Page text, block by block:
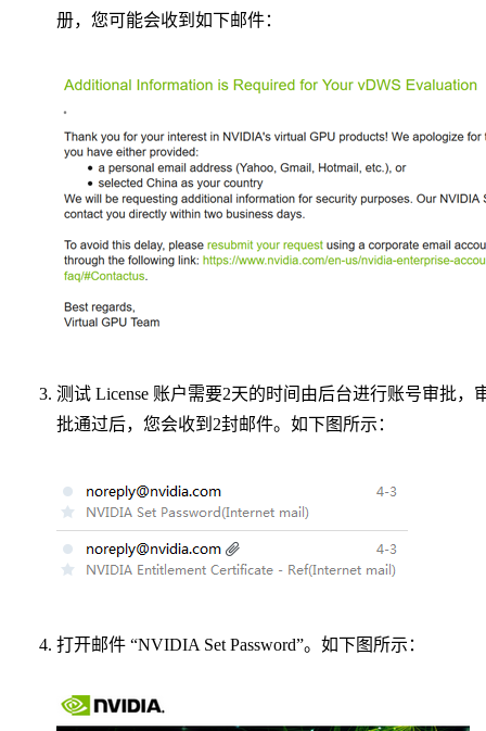
册，您可能会收到如下邮件：
测试 License 账户需要2天的时间由后台进行账号审批，
批通过后，您会收到2封邮件。如下图所示：
打开邮件 “NVIDIA Set Password”。如下图所示：